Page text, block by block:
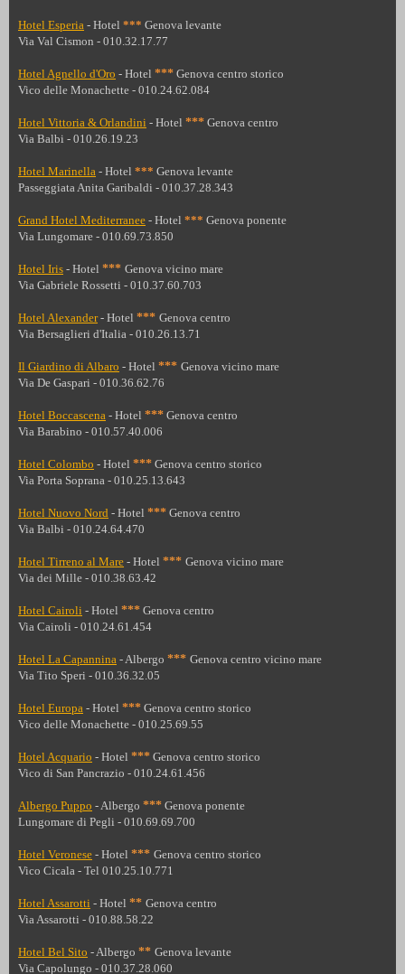
Hotel Esperia - Hotel *** Genova levante
Via Val Cismon - 010.32.17.77
Hotel Agnello d'Oro - Hotel *** Genova centro storico
Vico delle Monachette - 010.24.62.084
Hotel Vittoria & Orlandini - Hotel *** Genova centro
Via Balbi - 010.26.19.23
Hotel Marinella - Hotel *** Genova levante
Passeggiata Anita Garibaldi - 010.37.28.343
Grand Hotel Mediterranee - Hotel *** Genova ponente
Via Lungomare - 010.69.73.850
Hotel Iris - Hotel *** Genova vicino mare
Via Gabriele Rossetti - 010.37.60.703
Hotel Alexander- Hotel *** Genova centro
Via Bersaglieri d'Italia - 010.26.13.71
Il Giardino di Albaro - Hotel *** Genova vicino mare
Via De Gaspari - 010.36.62.76
Hotel Boccascena - Hotel *** Genova centro
Via Barabino - 010.57.40.006
Hotel Colombo - Hotel *** Genova centro storico
Via Porta Soprana - 010.25.13.643
Hotel Nuovo Nord - Hotel *** Genova centro
Via Balbi - 010.24.64.470
Hotel Tirreno al Mare - Hotel *** Genova vicino mare
Via dei Mille - 010.38.63.42
Hotel Cairoli - Hotel *** Genova centro
Via Cairoli - 010.24.61.454
Hotel La Capannina - Albergo *** Genova centro vicino mare
Via Tito Speri - 010.36.32.05
Hotel Europa - Hotel *** Genova centro storico
Vico delle Monachette - 010.25.69.55
Hotel Acquario - Hotel *** Genova centro storico
Vico di San Pancrazio - 010.24.61.456
Albergo Puppo - Albergo *** Genova ponente
Lungomare di Pegli - 010.69.69.700
Hotel Veronese - Hotel *** Genova centro storico
Vico Cicala - Tel 010.25.10.771
Hotel Assarotti - Hotel ** Genova centro
Via Assarotti - 010.88.58.22
Hotel Bel Sito - Albergo ** Genova levante
Via Capolungo - 010.37.28.060